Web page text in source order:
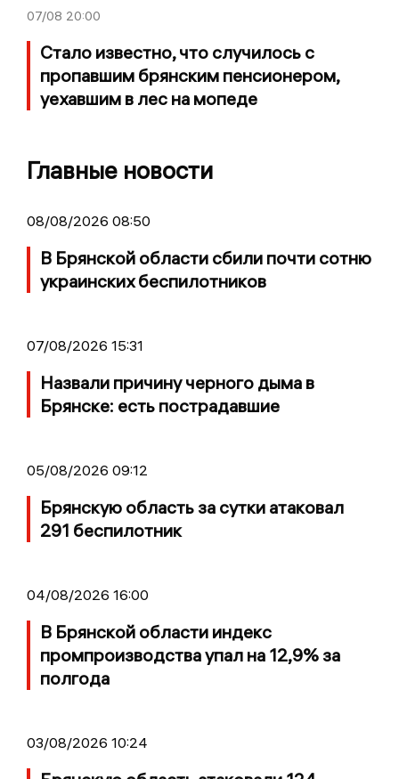
07/08 20:00
Стало известно, что случилось с
пропавшим брянским пенсионером,
уехавшим в лес на мопеде
Главные новости
08/08/2026 08:50
В Брянской области сбили почти сотню
украинских беспилотников
07/08/2026 15:31
Назвали причину черного дыма в
Брянске: есть пострадавшие
05/08/2026 09:12
Брянскую область за сутки атаковал
291 беспилотник
04/08/2026 16:00
В Брянской области индекс
промпроизводства упал на 12,9% за
полгода
03/08/2026 10:24